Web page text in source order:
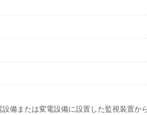
備または変電設備に設置した監視装置か